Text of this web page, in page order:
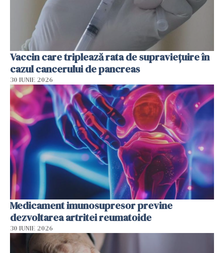
Vaccin care triplează rata de supraviețuire în
cazul cancerului de pancreas
30 IUNIE 2026
Medicament imunosupresor previne
dezvoltarea artritei reumatoide
30 IUNIE 2026